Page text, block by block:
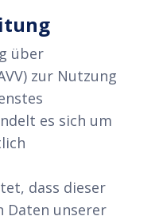
über
zur Nutzung
es sich um
dass dieser
Daten unserer